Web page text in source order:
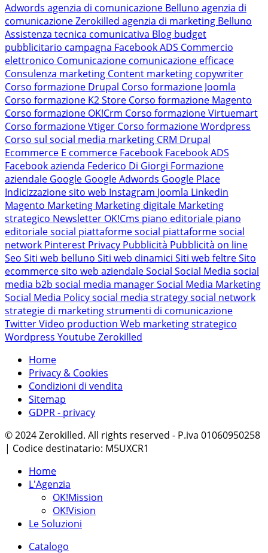
Adwords agenzia di comunicazione Belluno agenzia di
comunicazione Zerokilled agenzia di marketing Belluno
Assistenza tecnica comunicativa Blog budget
pubblicitario campagna Facebook ADS Commercio
elettronico Comunicazione comunicazione efficace
Consulenza marketing Content marketing copywriter
Corso formazione Drupal Corso formazione Joomla
Corso formazione K2 Store Corso formazione Magento
Corso formazione OK!Crm Corso formazione Virtuemart
Corso formazione Vtiger Corso formazione Wordpress
Corso sul social media marketing CRM Drupal
Ecommerce E commerce Facebook Facebook ADS
Facebook azienda Federico Di Giorgi Formazione
aziendale Google Google Adwords Google Place
Indicizzazione sito web Instagram Joomla Linkedin
Magento Marketing Marketing digitale Marketing
strategico Newsletter OK!Cms piano editoriale piano
editoriale social piattaforme social piattaforme social
network Pinterest Privacy Pubblicità Pubblicità on line
Seo Siti web belluno Siti web dinamici Siti web feltreSito
ecommercesito web aziendaleSocial Social Media social
media b2b social media managerSocial Media Marketing
Social Media Policysocial media strategysocial network
strategie di marketingstrumenti di comunicazione
TwitterVideo production Web marketing strategico
Wordpress YoutubeZerokilled
Home
Privacy & Cookies
Condizioni di vendita
Sitemap
GDPR - privacy
© 2024 Zerokilled. All rights reserved - P.iva 01060950258
| Codice destinatario: M5UXCR1
Home
L'Agenzia
OK!Mission
OK!Vision
Le Soluzioni
Catalogo